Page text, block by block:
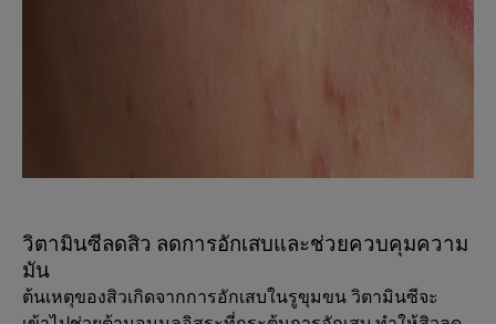
วิตามินซีลดสิว ลดการอักเสบและช่วยควบคุมความ
มัน
ต้นเหตุของสิวเกิดจากการอักเสบในรูขุมขน วิตามินซีจะ